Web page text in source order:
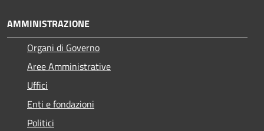
AMMINISTRAZIONE
Organi di Governo
Aree Amministrative
Uffici
Enti e fondazioni
Politici